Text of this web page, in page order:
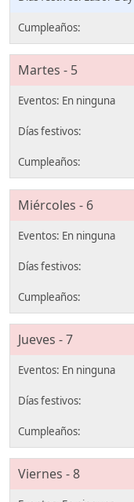
Martes - 5
Miércoles - 6
Jueves - 7
Viernes - 8